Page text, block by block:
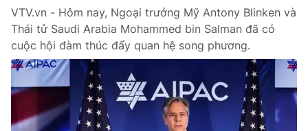
VTV.vn - Hôm nay, Ngoại trưởng Mỹ Antony Blinken và
Thái tử Saudi Arabia Mohammed bin Salman đã có
cuộc hội đàm thúc đẩy quan hệ song phương.